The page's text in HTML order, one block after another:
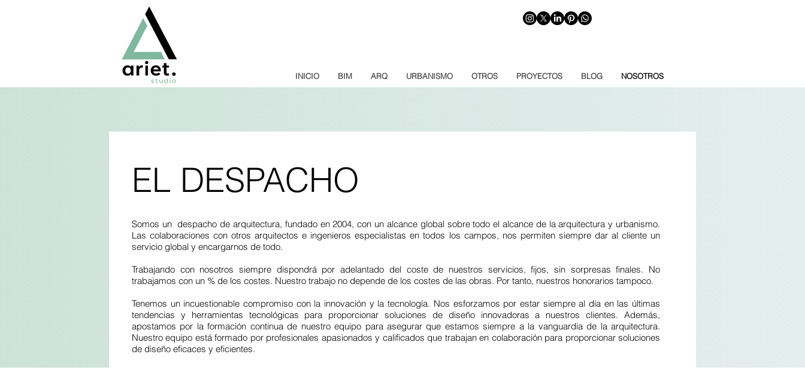
INICIO BIM ARQ URBANISMO OTROS PROYECTOS BLOG NOSOTROS
EL DESPACHO
Somos un despacho de arquitectura, fundado en 2004, con un alcance global sobre todo el alcance de la arquitectura y urbanismo.
Las colaboraciones con otros arquitectos e ingenieros especialistas en todos los campos, nos permiten siempre dar al cliente un
servicio global y encargarnos de todo.
Trabajando con nosotros siempre dispondrá por adelantado del coste de nuestros servicios, fijos, sin sorpresas finales. No
trabajamos con un % de los costes. Nuestro trabajo no depende de los costes de las obras. Por tanto, nuestros honorarios tampoco.
Tenemos un incuestionable compromiso con la innovación y la tecnología. Nos esforzamos por estar siempre al día en las últimas
tendencias y herramientas tecnológicas para proporcionar soluciones de diseño innovadoras a nuestros clientes. Además,
apostamos por la formación continua de nuestro equipo para asegurar que estamos siempre a la vanguardia de la arquitectura.
Nuestro equipo está formado por profesionales apasionados y calificados que trabajan en colaboración para proporcionar soluciones
de diseño eficaces y eficientes.